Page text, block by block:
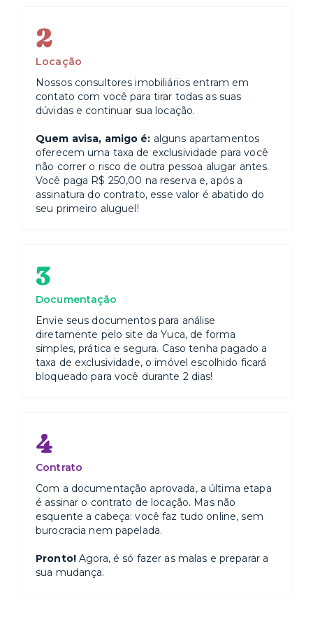
2
Locação
Nossos consultores imobiliários entram em
contato com você para tirar todas as suas
dúvidas e continuar sua locação.
Quem avisa, amigo é: alguns apartamentos
oferecem uma taxa de exclusividade para você
não correr o risco de outra pessoa alugar antes.
Você paga R$ 250,00 na reserva e, após a
assinatura do contrato, esse valor é abatido do
seu primeiro aluguel!
3
Documentação
Envie seus documentos para análise
diretamente pelo site da Yuca, de forma
simples, prática e segura. Caso tenha pagado a
taxa de exclusividade, o imóvel escolhido ficará
bloqueado para você durante 2 dias!
4
Contrato
Com a documentação aprovada, a última etapa
é assinar o contrato de locação. Mas não
esquente a cabeça: você faz tudo online, sem
burocracia nem papelada.
Pronto!Agora, é só fazer as malas e preparar a
sua mudança.